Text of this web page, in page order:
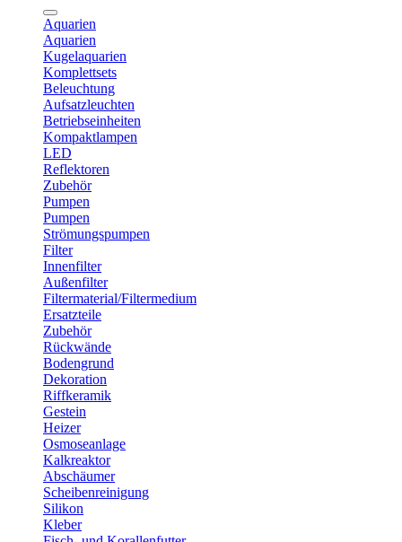
Aquarien
Aquarien
Kugelaquarien
Komplettsets
Beleuchtung
Aufsatzleuchten
Betriebseinheiten
Kompaktlampen
LED
Reflektoren
Zubehör
Pumpen
Pumpen
Strömungspumpen
Filter
Innenfilter
Außenfilter
Filtermaterial/Filtermedium
Ersatzteile
Zubehör
Rückwände
Bodengrund
Dekoration
Riffkeramik
Gestein
Heizer
Osmoseanlage
Kalkreaktor
Abschäumer
Scheibenreinigung
Silikon
Kleber